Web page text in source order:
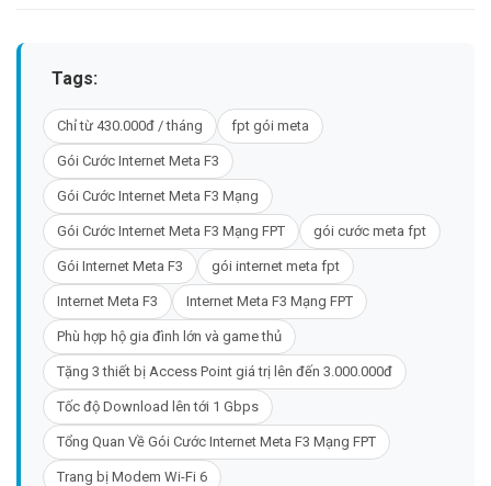
Tags:
Chỉ từ 430.000đ / tháng fpt gói meta
Gói Cước Internet Meta F3
Gói Cước Internet Meta F3 Mạng
Gói Cước Internet Meta F3 Mạng FPT gói cước meta fpt
Gói Internet Meta F3 gói internet meta fpt
Internet Meta F3 Internet Meta F3 Mạng FPT
Phù hợp hộ gia đình lớn và game thủ
Tặng 3 thiết bị Access Point giá trị lên đến 3.000.000đ
Tốc độ Download lên tới 1 Gbps
Tổng Quan Về Gói Cước Internet Meta F3 Mạng FPT
Trang bị Modem Wi-Fi 6